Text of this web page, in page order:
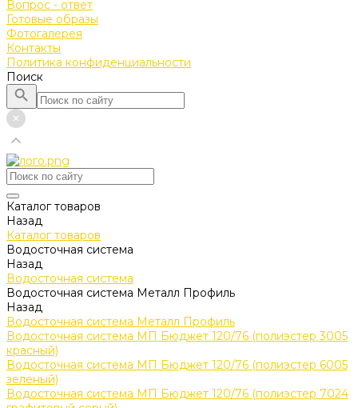
Вопрос - ответ
Готовые образы
Фотогалерея
Контакты
Политика конфиденциальности
Поиск
Каталог товаров
Назад
Каталог товаров
Водосточная система
Назад
Водосточная система
Водосточная система Металл Профиль
Назад
Водосточная система Металл Профиль
Водосточная система МП Бюджет 120/76 (полиэстер 3005
красный)
Водосточная система МП Бюджет 120/76 (полиэстер 6005
зеленый)
Водосточная система МП Бюджет 120/76 (полиэстер 7024